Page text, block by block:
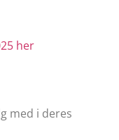
her
med i deres